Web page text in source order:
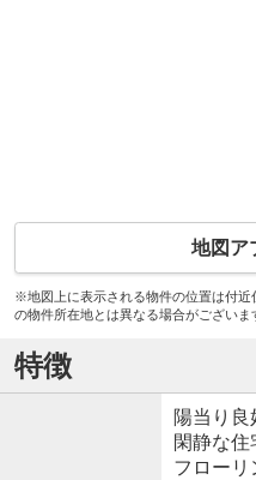
地図ア
※地図上に表示される物件の位置は付
の物件所在地とは異なる場合がございま
特徴
陽当り良
閑静な住
フローリ